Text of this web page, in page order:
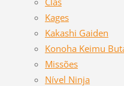
Kages
Kakashi Gaiden
Konoha Keimu
Missões
Nível Ninja